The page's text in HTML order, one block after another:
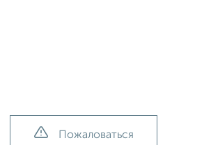
Пожаловаться